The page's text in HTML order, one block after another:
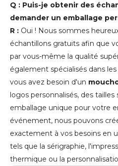
Q : Puis-je obtenir des
demander un emballage
R : Oui ! Nous sommes
échantillons gratuits afin que
par vous-même la qualité
également spécialisés dans
vous avez besoin d'un
logos personnalisés, des
emballage unique pour votre
événement, nous pouvons
exactement à vos besoins en
tels que la sérigraphie,
thermique ou la